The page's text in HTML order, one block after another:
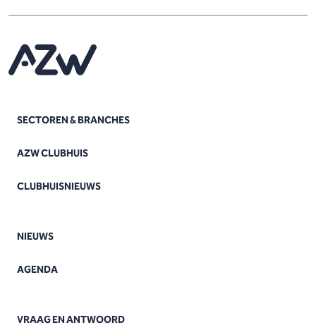
SECTOREN & BRANCHES
AZW CLUBHUIS
CLUBHUISNIEUWS
NIEUWS
AGENDA
VRAAG EN ANTWOORD